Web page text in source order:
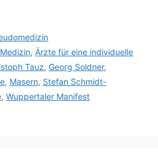
,Ärzte für eine individuelle
Tauz, Georg Soldner,
, Masern, Stefan Schmidt-
, Wuppertaler Manifest